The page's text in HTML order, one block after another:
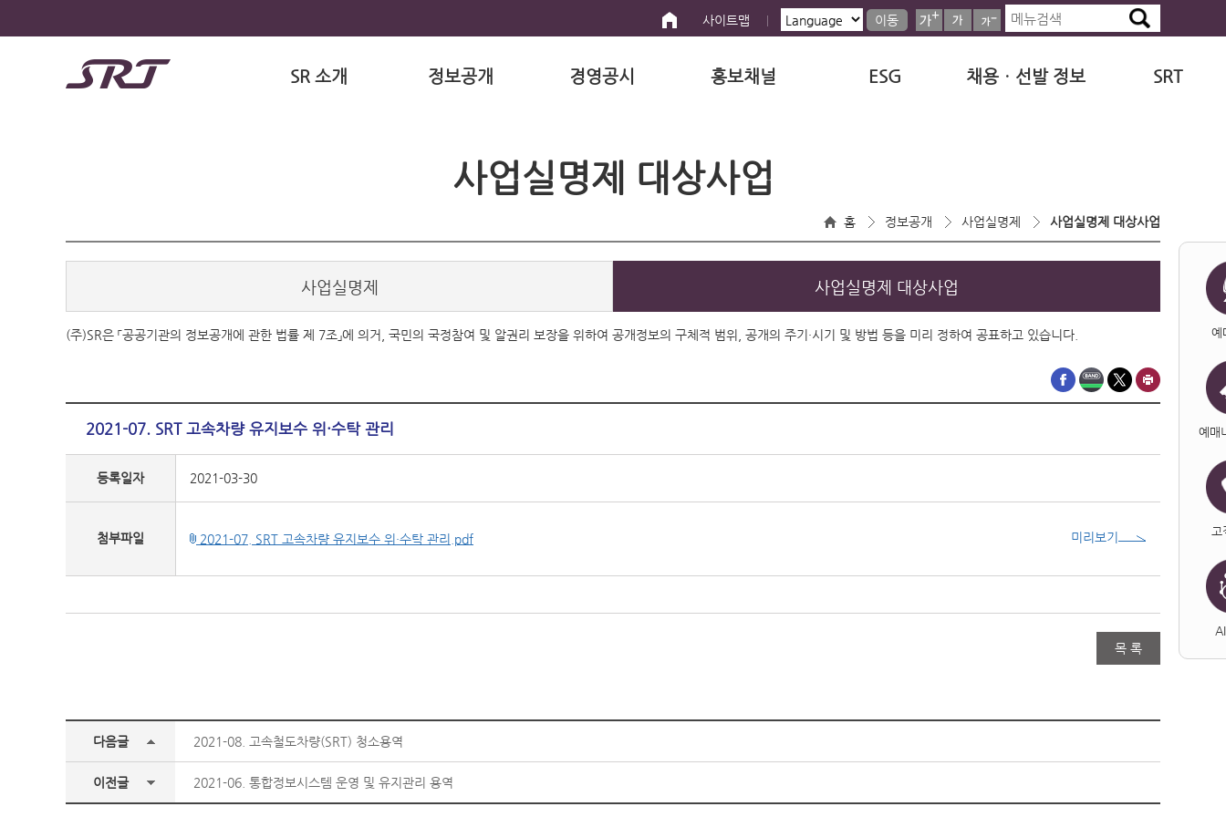
사이트맵 이동
SR 소개 정보공개 경영공시 홍보채널 ESG 채용ㆍ선발 정보 SRT
사업실명제 대상사업
홈 정보공개 사업실명제 사업실명제 대상사업
사업실명제 사업실명제 대상사업
(주)SR은 「공공기관의 정보공개에 관한 법률 제 7조」에 의거, 국민의 국정참여 및 알권리 보장을 위하여 공개정보의 구체적 범위, 공개의 주기·시기 및 방법 등을 미리 정하여 공표하고 있습니다.
2021-07. SRT 고속차량 유지보수 위·수탁 관리
등록일자 2021-03-30
첨부파일 2021-07. SRT 고속차량 유지보수 위·수탁 관리.pdf 미리보기
목 록
다음글 2021-08. 고속철도차량(SRT) 청소용역
이전글 2021-06. 통합정보시스템 운영 및 유지관리 용역
예
예매
고